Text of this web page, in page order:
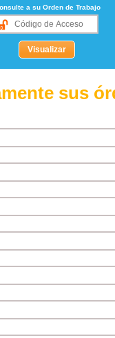
a su Orden de Trabajo
sus